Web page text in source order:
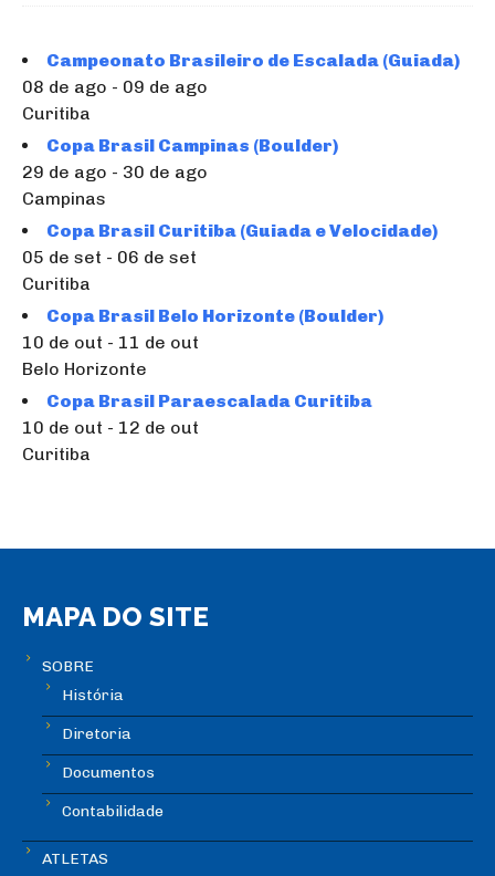
Campeonato Brasileiro de Escalada (Guiada)
08 de ago - 09 de ago
Curitiba
Copa Brasil Campinas (Boulder)
29 de ago - 30 de ago
Campinas
Copa Brasil Curitiba (Guiada e Velocidade)
05 de set - 06 de set
Curitiba
Copa Brasil Belo Horizonte (Boulder)
10 de out - 11 de out
Belo Horizonte
Copa Brasil Paraescalada Curitiba
10 de out - 12 de out
Curitiba
MAPA DO SITE
SOBRE
História
Diretoria
Documentos
Contabilidade
ATLETAS